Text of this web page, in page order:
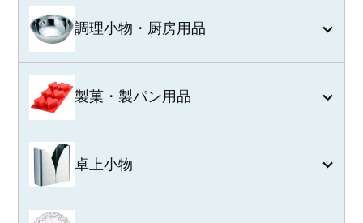
調理小物・厨房用品
製菓・製パン用品
卓上小物